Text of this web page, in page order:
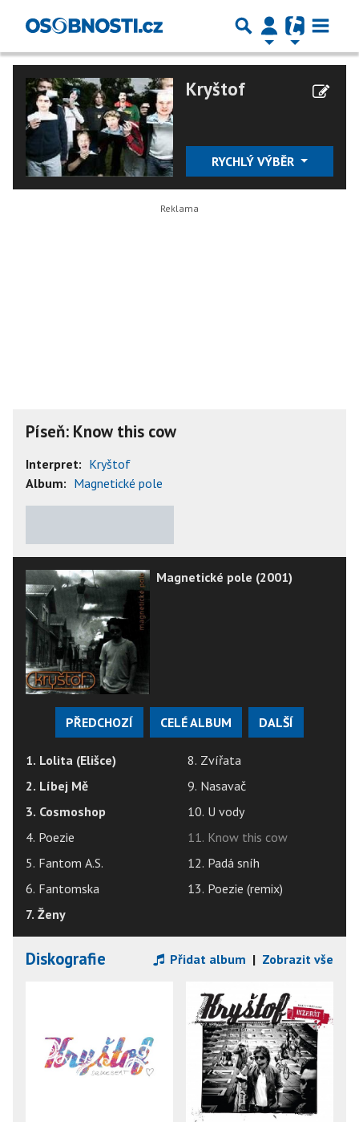
Kryštof
RYCHLÝ VÝBĚR
Píseň: Know this cow
Interpret: Kryštof
Album: Magnetické pole
Magnetické pole (2001)
PŘEDCHOZÍ CELÉ ALBUM DALŠÍ
1. Lolita (Elišce)
2. Líbej Mě
3. Cosmoshop
4. Poezie
5. Fantom A.S.
6. Fantomska
7. Ženy
8. Zvířata
9. Nasavač
10. U vody
11. Know this cow
12. Padá sníh
13. Poezie (remix)
Diskografie Přidat album | Zobrazit vše